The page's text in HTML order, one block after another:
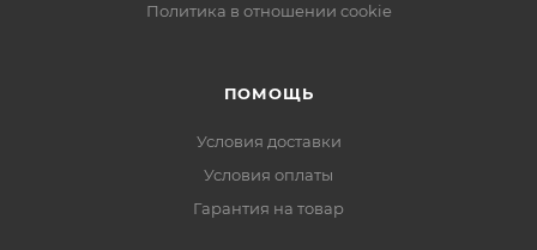
Политика в отношении cookie
ПОМОЩЬ
Условия доставки
Условия оплаты
Гарантия на товар